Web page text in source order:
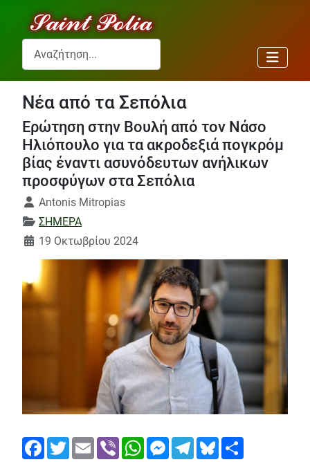
Αναζήτηση...
Νέα από τα Σεπόλια
Ερώτηση στην Βουλή από τον Νάσο
Ηλιόπουλο για τα ακροδεξιά πογκρόμ
βίας έναντι ασυνόδευτων ανήλικων
προσφύγων στα Σεπόλια
Λεπτομέρειες
Antonis Mitropias
ΣΗΜΕΡΑ
19 Οκτωβρίου 2024
FacebookTwitterEmail Viber WhatsAppMessengerTelegramBluesky